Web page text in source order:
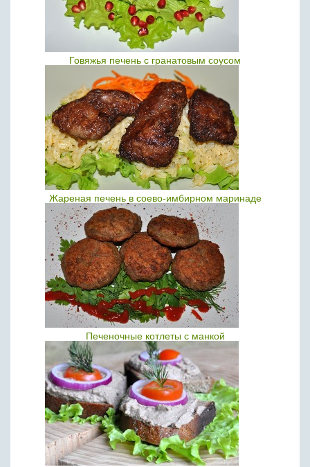
Говяжья печень с гранатовым соусом
Жареная печень в соево-имбирном маринаде
Печеночные котлеты с манкой